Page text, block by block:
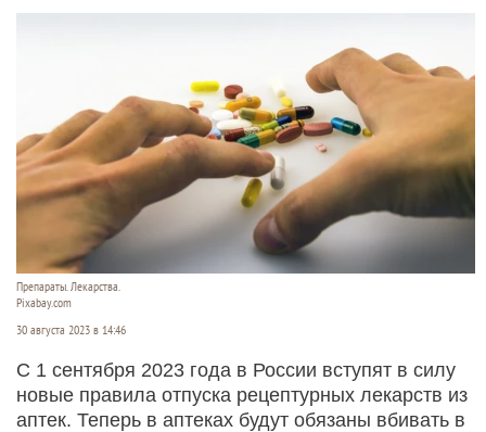
Препараты. Лекарства.
Pixabay.com
30 августа 2023 в 14:46
С 1 сентября 2023 года в России вступят в силу
новые правила отпуска рецептурных лекарств из
аптек. Теперь в аптеках будут обязаны вбивать в